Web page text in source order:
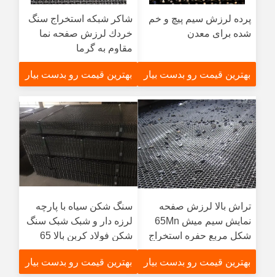
پرده لرزش سیم پیچ و خم
شده برای معدن
بهترین قیمت رو بدست بیار
شاکر شبكه استخراج سنگ
خردك لرزش صفحه نما
مقاوم به گرما
بهترین قیمت رو بدست بیار
تراش بالا لرزش صفحه
نمایش سیم میش 65Mn
شکل مربع حفره استخراج
برای سنگ شکن
بهترین قیمت رو بدست بیار
سنگ شکن سیاه با پارچه
لرزه دار و شبک شبک سنگ
شکن فولاد کربن بالا 65
منگنز
بهترین قیمت رو بدست بیار